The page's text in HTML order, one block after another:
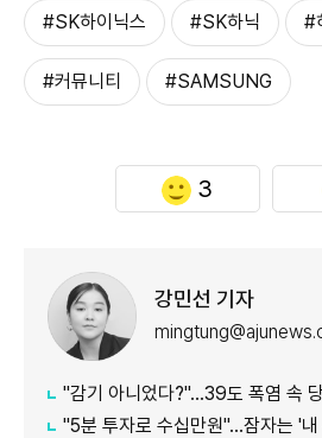
#SK하이닉스 #SK하닉 #
#커뮤니티 #SAMSUNG
3
강민선 기자
"감기 아니었다?"…39도 폭염 속 당신
"5분 투자로 수십만원"…잠자는 '내 돈